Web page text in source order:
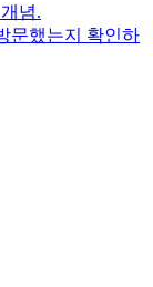
념.
문했는지 확인하